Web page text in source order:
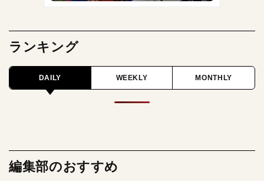
ランキング
DAILY WEEKLY MONTHLY
編集部のおすすめ